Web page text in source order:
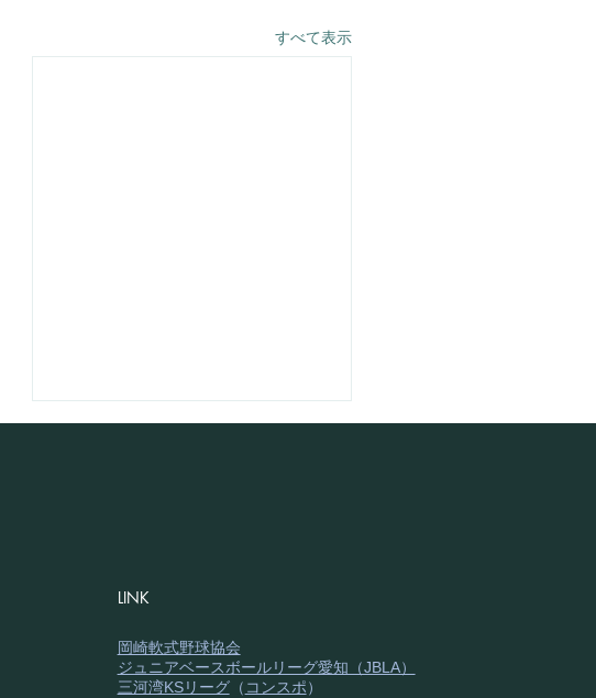
すべて表示
習！総勢33名で暑さを吹き飛
ばせ！
LINK
岡崎軟式野球協会
ジュニアベースボールリーグ愛知（JBLA）
三河湾KSリーグ（ コンスポ）